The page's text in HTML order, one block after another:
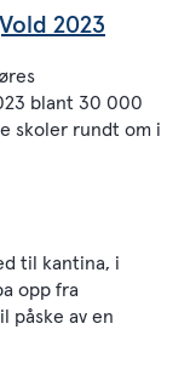
2023
blant 30 000
skoler rundt om i
til kantina, i
opp fra
påske av en